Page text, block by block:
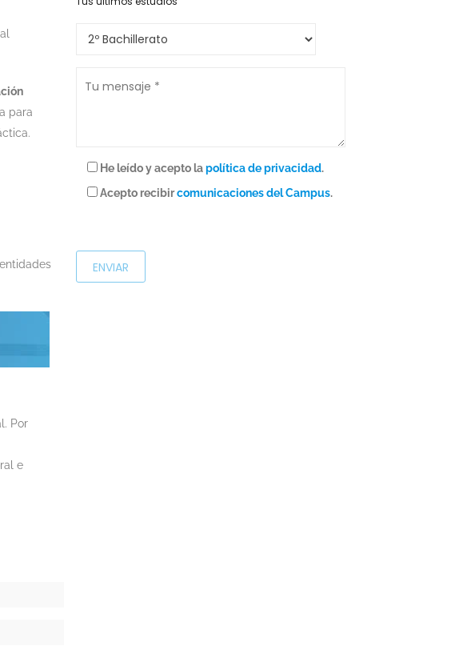
para
Por
e
He leído y acepto lapolítica de privacidad.
Acepto recibircomunicaciones del Campus.
o